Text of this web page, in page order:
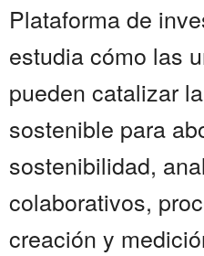
Plataforma de
estudia cómo las
pueden catalizar
sostenible para
sostenibilidad,
colaborativos,
creación y